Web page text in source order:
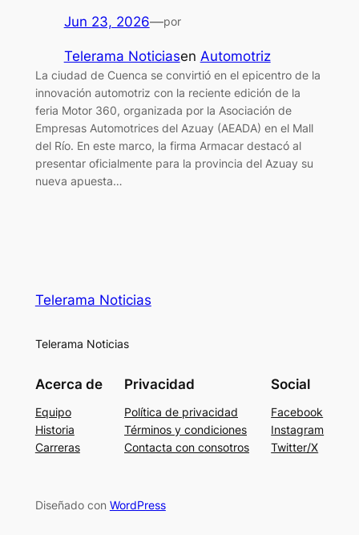
Jun 23, 2026—por
Telerama Noticiasen Automotriz
La ciudad de Cuenca se convirtió en el epicentro de la
innovación automotriz con la reciente edición de la
feria Motor 360, organizada por la Asociación de
Empresas Automotrices del Azuay (AEADA) en el Mall
del Río. En este marco, la firma Armacar destacó al
presentar oficialmente para la provincia del Azuay su
nueva apuesta…
Telerama Noticias
Telerama Noticias
Acerca de
Equipo
Historia
Carreras
Privacidad
Política de privacidad
Términos y condiciones
Contacta con consotros
Social
Facebook
Instagram
Twitter/X
Diseñado con WordPress